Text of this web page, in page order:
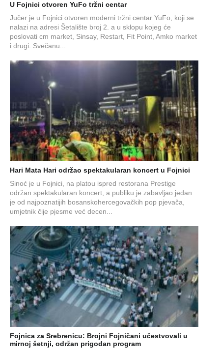
U Fojnici otvoren YuFo tržni centar
Jučer je u Fojnici otvoren moderni tržni centar YuFo, koji se
nalazi na adresi Šetalište broj 2. a u sklopu kojeg će
poslovati cm market, Sinsay, Restart, Fit Point, Amko market
i drugi. Svečanu...
Hari Mata Hari održao spektakularan koncert u Fojnici
Sinoć je u Fojnici, na platou ispred restorana Prestige
održan spektakularan koncert, a publiku je zabavljao jedan
je od najpoznatijih bosanskohercegovačkih pop pjevača,
umjetnik čije pjesme već decen...
Fojnica za Srebrenicu: Brojni Fojničani učestvovali u
mirnoj šetnji, održan prigodan program